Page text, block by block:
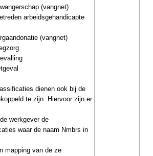
(vangnet)
arbeidsgehandicapte
(vangnet)
dienen ook bij de
te zijn. Hiervoor zijn er
werkgever de
waar de naam Nmbrs in
mapping van de ze